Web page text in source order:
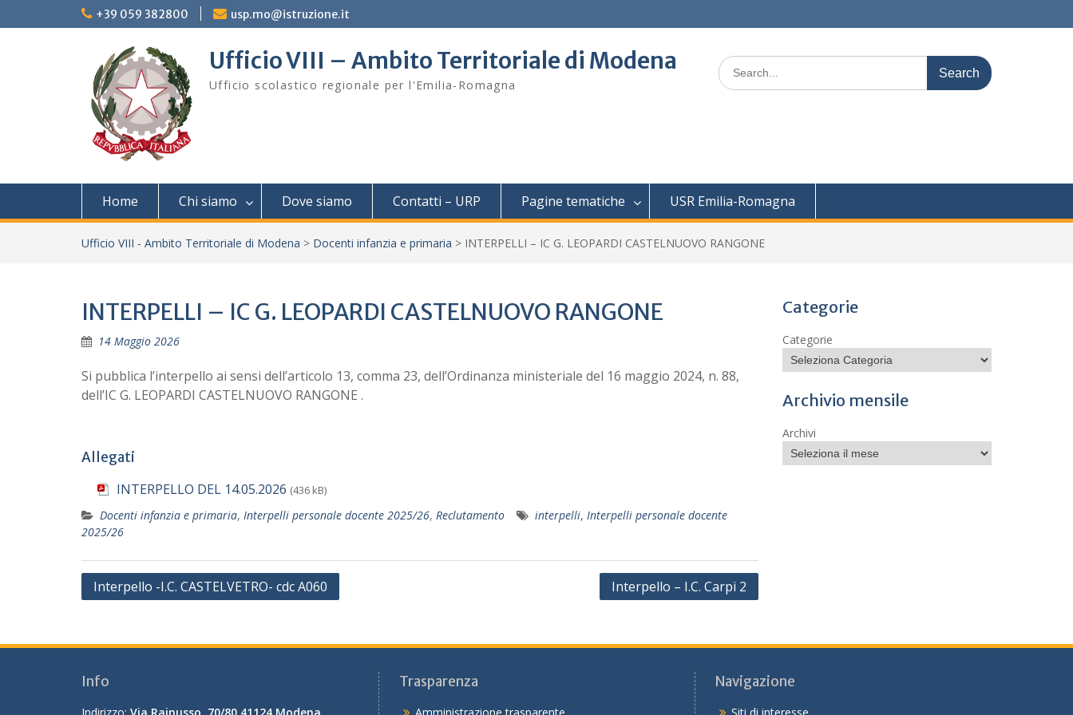
to
+39 059 382800 usp.mo@istruzione.it
Ufficio VIII – Ambito Territoriale di Modena
Ufficio scolastico regionale per l'Emilia-Romagna
Search
for:
Home Chi siamo Dove siamo Contatti – URP Pagine tematiche USR Emilia-Romagna
Ufficio VIII - Ambito Territoriale di Modena > Docenti infanzia e primaria > INTERPELLI – IC G. LEOPARDI CASTELNUOVO RANGONE
INTERPELLI – IC G. LEOPARDI CASTELNUOVO RANGONE
14 Maggio 2026
Si pubblica l’interpello ai sensi dell’articolo 13, comma 23, dell’Ordinanza ministeriale del 16 maggio 2024, n. 88,
dell’IC G. LEOPARDI CASTELNUOVO RANGONE .
Allegati
INTERPELLO DEL 14.05.2026 (436 kB)
Docenti infanzia e primaria, Interpelli personale docente 2025/26, Reclutamento interpelli, Interpelli personale docente
2025/26
Navigazione
Interpello -I.C. CASTELVETRO- cdc A060 Interpello – I.C. Carpi 2
Categorie
Categorie
Archivio mensile
Archivi
Info Trasparenza Navigazione